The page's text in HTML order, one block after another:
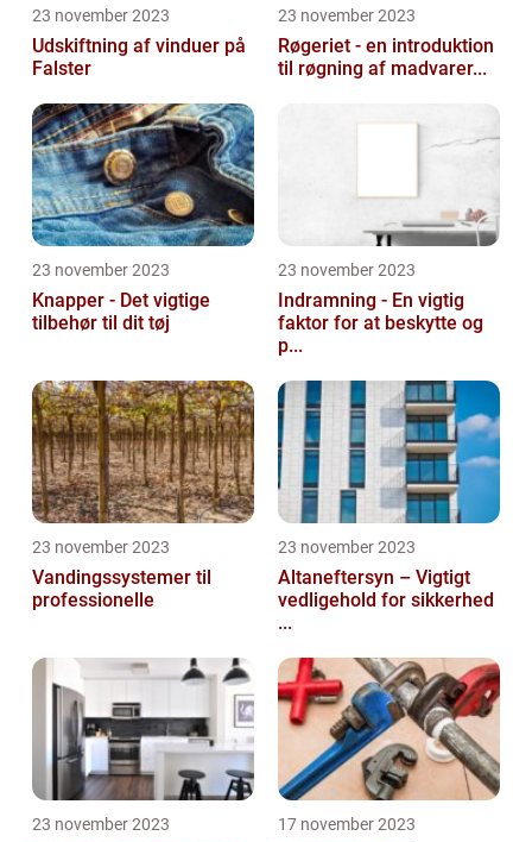
23 november 2023
Udskiftning af vinduer på
Falster
23 november 2023
Røgeriet - en introduktion
til røgning af madvarer...
23 november 2023
Knapper - Det vigtige
tilbehør til dit tøj
23 november 2023
Indramning - En vigtig
faktor for at beskytte og
p...
23 november 2023
Vandingssystemer til
professionelle
23 november 2023
Altaneftersyn – Vigtigt
vedligehold for sikkerhed
...
23 november 2023 17 november 2023